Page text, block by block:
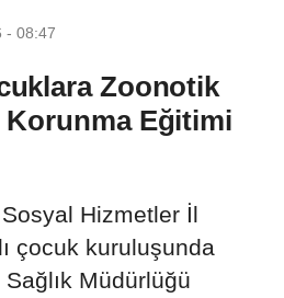
- 08:47
Zoonotik
Korunma Eğitimi
Hizmetler İl
çocuk kuruluşunda
Müdürlüğü